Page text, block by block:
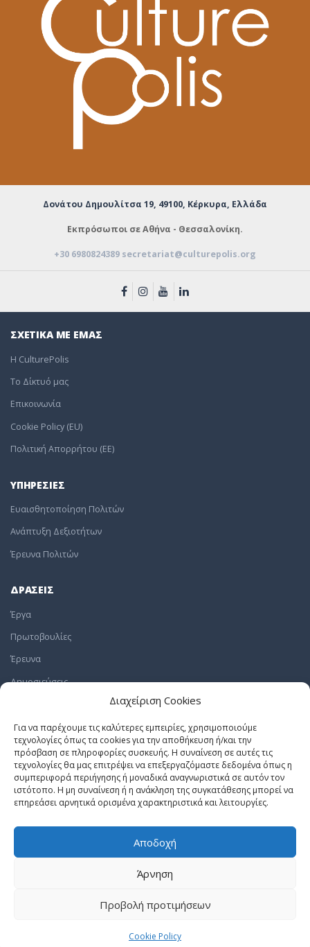
Διαχείριση Cookies
Για να παρέχουμε τις καλύτερες εμπειρίες, χρησιμοποιούμε
τεχνολογίες όπως τα cookies για την αποθήκευση ή/και την
πρόσβαση σε πληροφορίες συσκευής. Η συναίνεση σε αυτές τις
τεχνολογίες θα μας επιτρέψει να επεξεργαζόμαστε δεδομένα όπως η
συμπεριφορά περιήγησης ή μοναδικά αναγνωριστικά σε αυτόν τον
ιστότοπο. Η μη συναίνεση ή η ανάκληση της συγκατάθεσης μπορεί να
επηρεάσει αρνητικά ορισμένα χαρακτηριστικά και λειτουργίες.
Αποδοχή
Άρνηση
Προβολή προτιμήσεων
Cookie Policy
Δονάτου Δημουλίτσα 19, 49100, Κέρκυρα, Ελλάδα
Εκπρόσωποι σε Αθήνα - Θεσσαλονίκη.
+30 6980824389 secretariat@culturepolis.org
ΣΧΕΤΙΚΑ ΜΕ ΕΜΑΣ
Η CulturePolis
To Δίκτυό μας
Επικοινωνία
Cookie Policy (EU)
Πολιτική Απορρήτου (EE)
ΥΠΗΡΕΣΙΕΣ
Ευαισθητοποίηση Πολιτών
Ανάπτυξη Δεξιοτήτων
Έρευνα Πολιτών
ΔΡΑΣΕΙΣ
Έργα
Πρωτοβουλίες
Έρευνα
Δημοσιεύσεις
Εργαστείτε Μαζί μας
Πρακτική Άσκηση
Εθελοντισμός
Δωρεές
Created byQuantum BITS